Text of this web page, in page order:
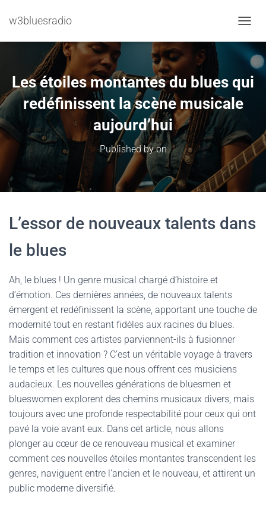
w3bluesradio
Les étoiles montantes du blues qui
redéfinissent la scène musicale
aujourd’hui
Published byon
L’essor de nouveaux talents dans
le blues
Ah, le blues ! Un genre musical chargé d’histoire et
d’émotion. Ces dernières années, de nouveaux talents
émergent et redéfinissent la scène, apportant une touche de
modernité tout en restant fidèles aux racines du blues.
Mais comment ces artistes parviennent-ils à fusionner
tradition et innovation ? C’est un véritable voyage à travers
le temps et les cultures que nous offrent ces musiciens
audacieux. Les nouvelles générations de bluesmen et
blueswomen explorent des chemins musicaux divers, mais
toujours avec une profonde respectabilité pour ceux qui ont
pavé la voie avant eux. Dans cet article, nous allons
plonger au cœur de ce renouveau musical et examiner
comment ces nouvelles étoiles montantes transcendent les
genres, naviguent entre l’ancien et le nouveau, et attirent un
public moderne diversifié.